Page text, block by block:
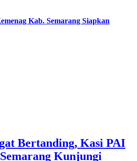
Kab. Semarang Siapkan
Bertanding, Kasi PAI
Kunjungi